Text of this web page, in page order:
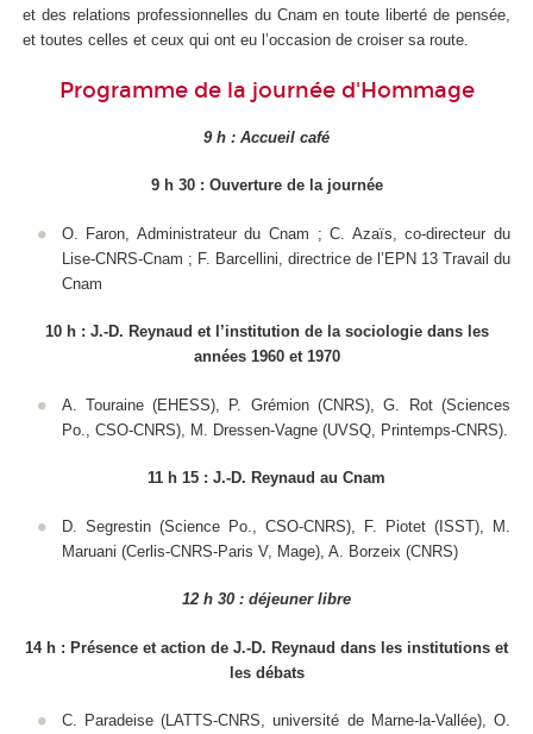
et des relations professionnelles du Cnam en toute liberté de pensée,
et toutes celles et ceux qui ont eu l’occasion de croiser sa route.
Programme de la journée d'Hommage
9 h : Accueil café
9 h 30 : Ouverture de la journée
O. Faron, Administrateur du Cnam ; C. Azaïs, co-directeur du
Lise-CNRS-Cnam ; F. Barcellini, directrice de l’EPN 13 Travail du
Cnam
10 h : J.-D. Reynaud et l’institution de la sociologie dans les
années 1960 et 1970
A. Touraine (EHESS), P. Grémion (CNRS), G. Rot (Sciences
Po., CSO-CNRS), M. Dressen-Vagne (UVSQ, Printemps-CNRS).
11 h 15 : J.-D. Reynaud au Cnam
D. Segrestin (Science Po., CSO-CNRS), F. Piotet (ISST), M.
Maruani (Cerlis-CNRS-Paris V, Mage), A. Borzeix (CNRS)
12 h 30 : déjeuner libre
14 h : Présence et action de J.-D. Reynaud dans les institutions et
les débats
C. Paradeise (LATTS-CNRS, université de Marne-la-Vallée), O.